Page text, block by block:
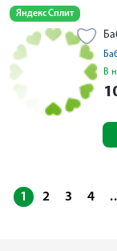
Яндекс Сплит
В
1 2 3 4